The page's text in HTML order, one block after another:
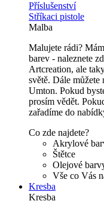
Příslušenství
Stříkaci pistole
Malba
Malujete rádi?
barev - naleznete
Artcreation, ale
světě. Dále
Umton. Pokud
prosím vědět.
zařadíme do
Co zde najdete?
Akrylové
Štětce
Olejové
Vše co Vás
Kresba
Kresba